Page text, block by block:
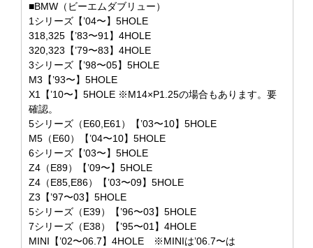
■BMW（ビーエムダブリュー）
1シリーズ【’04〜】5HOLE
318,325【’83〜91】4HOLE
320,323【’79〜83】4HOLE
3シリーズ【’98〜05】5HOLE
M3【’93〜】5HOLE
X1【’10〜】5HOLE ※M14×P1.25の場合もあります。要
確認。
5シリーズ（E60,E61）【’03〜10】5HOLE
M5（E60）【’04〜10】5HOLE
6シリーズ【’03〜】5HOLE
Z4（E89）【’09〜】5HOLE
Z4（E85,E86）【’03〜09】5HOLE
Z3【’97〜03】5HOLE
5シリーズ（E39）【’96〜03】5HOLE
7シリーズ（E38）【’95〜01】4HOLE
MINI【’02〜06.7】4HOLE ※MINIは’06.7〜は